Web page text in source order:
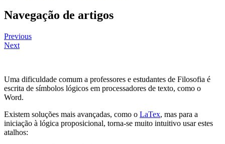
Navegação de artigos
Previous
Next
Uma dificuldade comum a professores e estudantes de Filosofia é
escrita de símbolos lógicos em processadores de texto, como o
Word.
Existem soluções mais avançadas, como o LaTex, mas para a
iniciação à lógica proposicional, torna-se muito intuitivo usar estes
atalhos: